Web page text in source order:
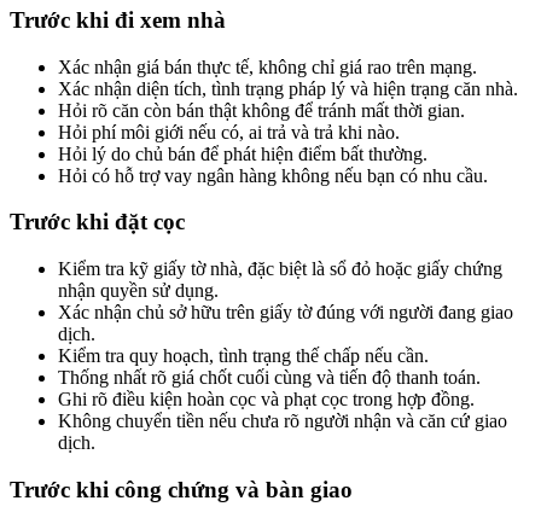
Trước khi đi xem nhà
Xác nhận giá bán thực tế, không chỉ giá rao trên mạng.
Xác nhận diện tích, tình trạng pháp lý và hiện trạng căn nhà.
Hỏi rõ căn còn bán thật không để tránh mất thời gian.
Hỏi phí môi giới nếu có, ai trả và trả khi nào.
Hỏi lý do chủ bán để phát hiện điểm bất thường.
Hỏi có hỗ trợ vay ngân hàng không nếu bạn có nhu cầu.
Trước khi đặt cọc
Kiểm tra kỹ giấy tờ nhà, đặc biệt là sổ đỏ hoặc giấy chứng
nhận quyền sử dụng.
Xác nhận chủ sở hữu trên giấy tờ đúng với người đang giao
dịch.
Kiểm tra quy hoạch, tình trạng thế chấp nếu cần.
Thống nhất rõ giá chốt cuối cùng và tiến độ thanh toán.
Ghi rõ điều kiện hoàn cọc và phạt cọc trong hợp đồng.
Không chuyển tiền nếu chưa rõ người nhận và căn cứ giao
dịch.
Trước khi công chứng và bàn giao